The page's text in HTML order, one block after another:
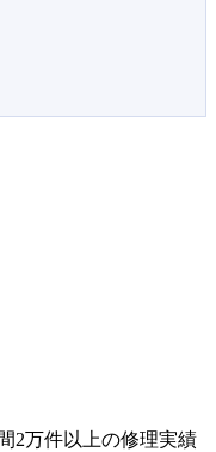
2万件以上の修理実績